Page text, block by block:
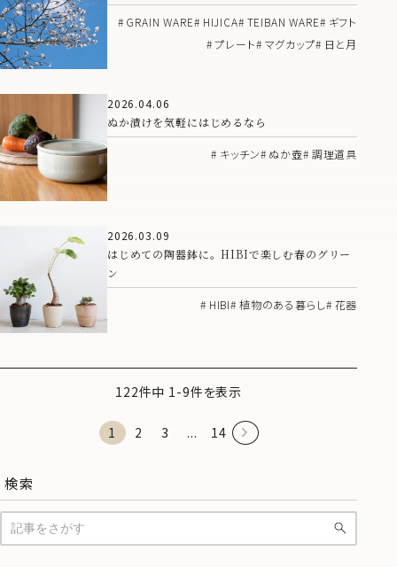
GRAIN WARE HIJICA TEIBAN WARE
ギフト
プレート
マグカップ 日と月
2026.04.06
ぬか漬けを気軽にはじめるなら
キッチン ぬか壺 調理道具
2026.03.09
はじめての陶器鉢に。HIBIで楽しむ春のグリー
ン
HIBI 植物のある暮らし 花器
122件中 1-9件を表示
1 2 3 ... 14
検索